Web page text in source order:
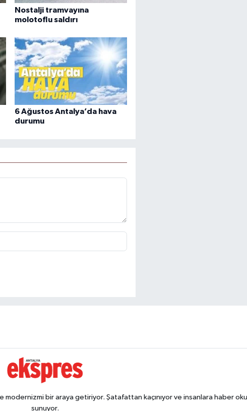
Nostalji tramvayına
molotoflu saldırı
6 Ağustos Antalya’da hava
durumu
bir araya getiriyor. Şatafattan kaçınıyor ve insanlara haber
sunuyor.